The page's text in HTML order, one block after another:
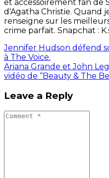
et accessoirement fan de
d'Agatha Christie. Quand
renseigne sur les
crime parfait. Snapchat :
Jennifer Hudson défend
à The Voice.
Ariana Grande et John
vidéo de “Beauty & The
Leave a Reply